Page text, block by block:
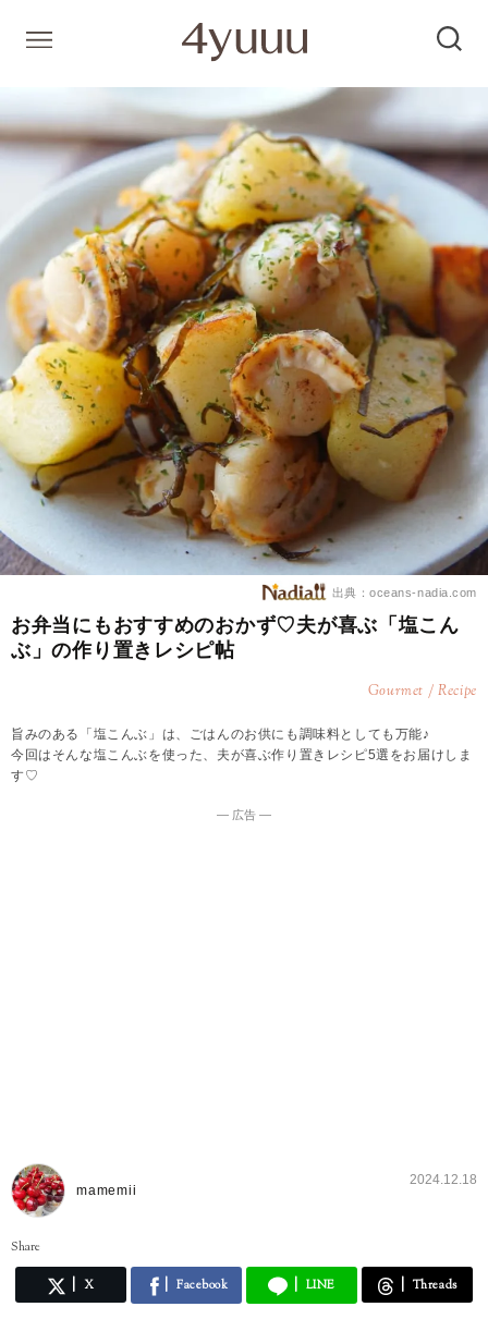
出典：oceans-nadia.com
お弁当にもおすすめのおかず♡夫が喜ぶ「塩こん
ぶ」の作り置きレシピ帖
Gourmet / Recipe
旨みのある「塩こんぶ」は、ごはんのお供にも調味料としても万能♪
今回はそんな塩こんぶを使った、夫が喜ぶ作り置きレシピ5選をお届けしま
す♡
― 広告 ―
mamemii
2024.12.18
Share
X Facebook LINE Threads